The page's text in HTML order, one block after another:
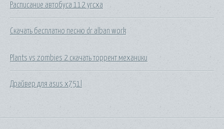
Расписание автобуса 112 угсха
Скачать бесплатно песню dr alban work
Plants vs zombies 2 скачать торрент механики
Драйвер для asus x751l